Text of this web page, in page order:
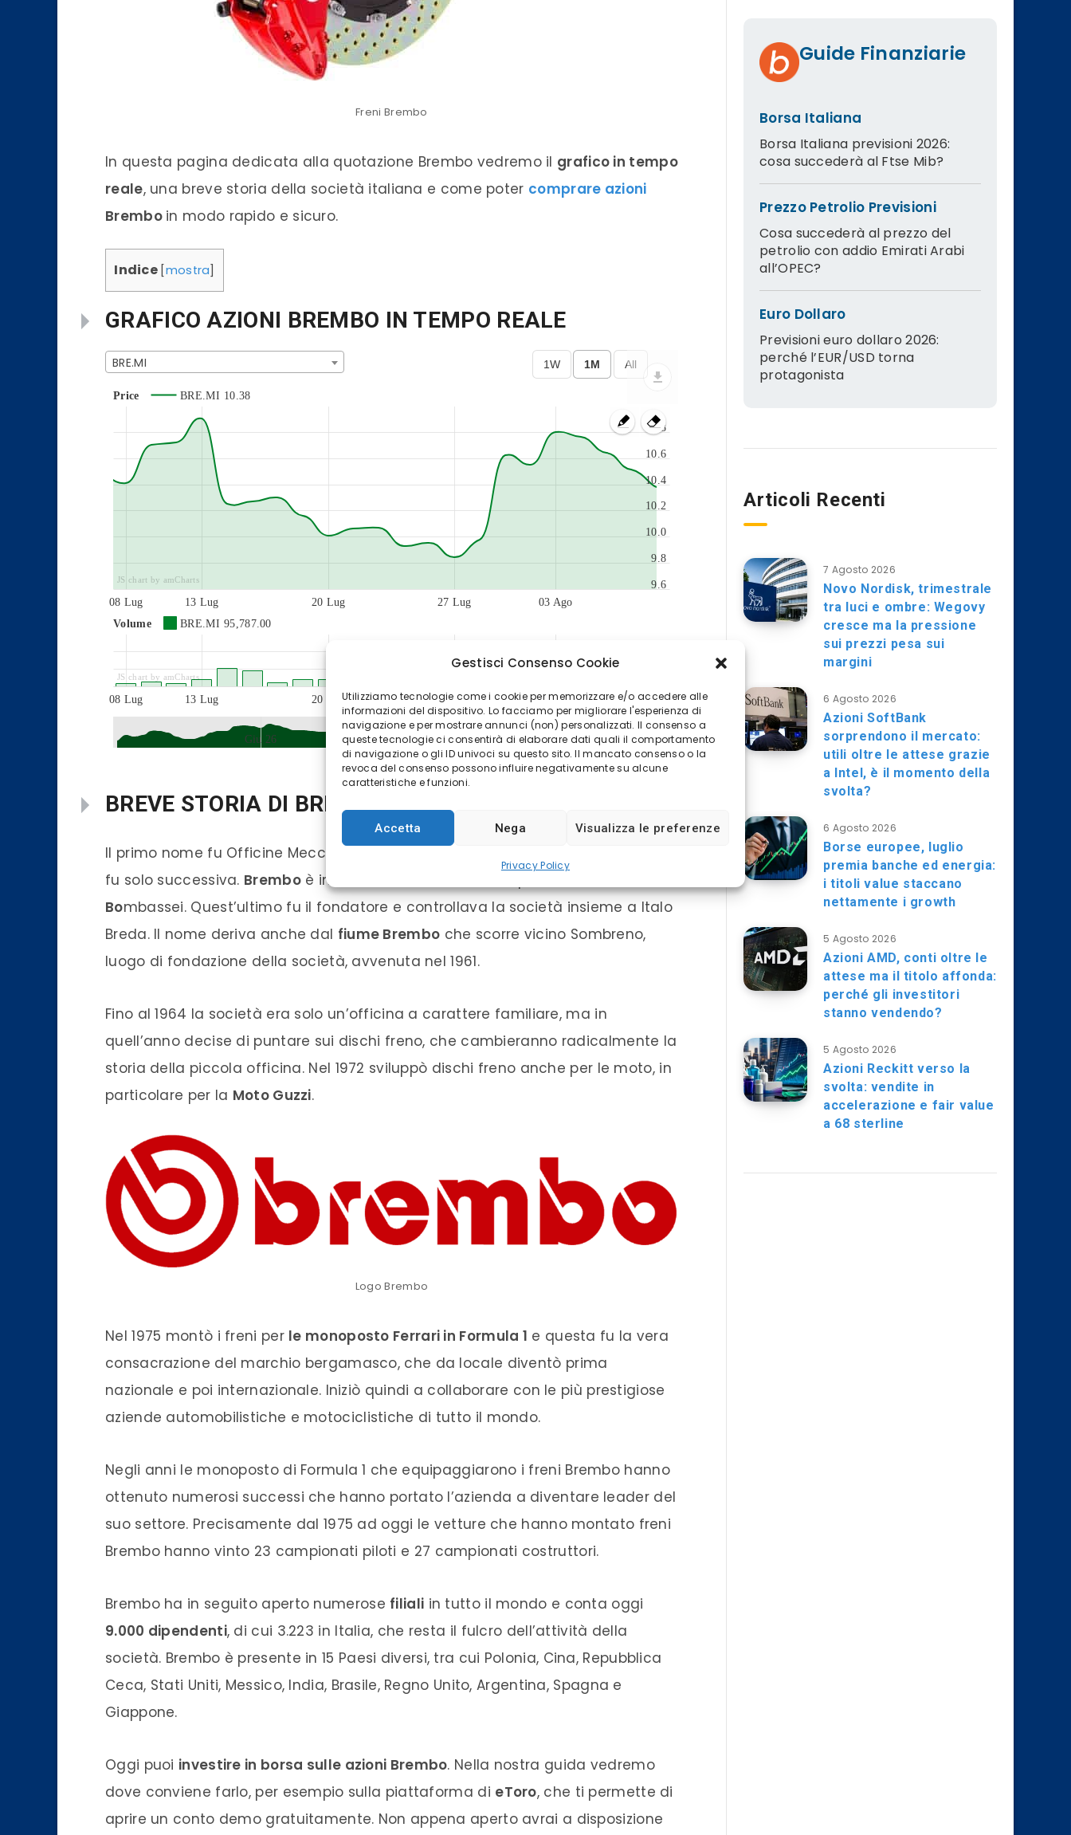
Gestisci Consenso Cookie
Utilizziamo tecnologie come i cookie per memorizzare e/o accedere alle
informazioni del dispositivo. Lo facciamo per migliorare l'esperienza di
navigazione e per mostrare annunci (non) personalizzati. Il consenso a
queste tecnologie ci consentirà di elaborare dati quali il comportamento
di navigazione o gli ID univoci su questo sito. Il mancato consenso o la
revoca del consenso possono influire negativamente su alcune
caratteristiche e funzioni.
Accetta Nega Visualizza le preferenze
Privacy Policy
Freni Brembo
In questa pagina dedicata alla quotazione Brembo vedremo il grafico in tempo
reale, una breve storia della società italiana e come poter comprare azioni
Brembo in modo rapido e sicuro.
Indice [mostra
GRAFICO AZIONI BREMBO IN TEMPO REALE
BRE.MI
Price BRE.MI 10.38
08 Lug 13 Lug 20 Lug 27 Lug 03 Ago
9.6
9.8
10.0
10.2
10.4
10.6
10.8
JS chart by amCharts
Volume BRE.MI 95,787.00
08 Lug 13 Lug 20 Lug 27 Lug 03 Ago
1,000,000
JS chart by amCharts
Giu 26 Lug 26 Ago 26
BREVE STORIA DI BREMBO
Il primo nome fu Officine Meccaniche di Sombreno, la denominazione attuale
fu solo successiva. Bremboè in realtà un acronimo e sta per
Bombassei. Quest’ultimo fu il fondatore e controllava la società insieme a Italo
Breda. Il nome deriva anche dal fiume Brembo che scorre vicino Sombreno,
luogo di fondazione della società, avvenuta nel 1961.
Fino al 1964 la società era solo un’officina a carattere familiare, ma in
quell’anno decise di puntare sui dischi freno, che cambieranno radicalmente la
storia della piccola officina. Nel 1972 sviluppò dischi freno anche per le moto, in
particolare per la Moto Guzzi.
Logo Brembo
Nel 1975 montò i freni per le monoposto Ferrari in Formula 1 e questa fu la vera
consacrazione del marchio bergamasco, che da locale diventò prima
nazionale e poi internazionale. Iniziò quindi a collaborare con le più prestigiose
aziende automobilistiche e motociclistiche di tutto il mondo.
Negli anni le monoposto di Formula 1 che equipaggiarono i freni Brembo hanno
ottenuto numerosi successi che hanno portato l’azienda a diventare leader del
suo settore. Precisamente dal 1975 ad oggi le vetture che hanno montato freni
Brembohanno vinto 23 campionati piloti e 27 campionati costruttori.
Bremboha in seguito aperto numerose filiali in tutto il mondo e conta oggi
9.000 dipendenti, di cui 3.223 in Italia, che resta il fulcro dell’attività della
società. Brembo è presente in 15 Paesi diversi, tra cui Polonia, Cina, Repubblica
Ceca, Stati Uniti, Messico, India, Brasile, Regno Unito, Argentina, Spagna e
Giappone.
Oggi puoi investire in borsa sulle azioni Brembo. Nella nostra guida vedremo
dove conviene farlo, per esempio sulla piattaforma di eToro, che ti permette di
aprire un conto demo gratuitamente. Non appena aperto avrai a disposizione
Guide Finanziarie
Borsa Italiana
Borsa Italiana previsioni 2026:
cosa succederà al Ftse Mib?
Prezzo Petrolio Previsioni
Cosa succederà al prezzo del
petrolio con addio Emirati Arabi
all’OPEC?
Euro Dollaro
Previsioni euro dollaro 2026:
perché l’EUR/USD torna
protagonista
Articoli Recenti
7 Agosto 2026
Novo Nordisk, trimestrale
tra luci e ombre: Wegovy
cresce ma la pressione
sui prezzi pesa sui
margini
6 Agosto 2026
Azioni SoftBank
sorprendono il mercato:
utili oltre le attese grazie
a Intel, è il momento della
svolta?
6 Agosto 2026
Borse europee, luglio
premia banche ed energia:
i titoli value staccano
nettamente i growth
5 Agosto 2026
Azioni AMD, conti oltre le
attese ma il titolo affonda:
perché gli investitori
stanno vendendo?
5 Agosto 2026
Azioni Reckitt verso la
svolta: vendite in
accelerazione e fair value
a 68 sterline